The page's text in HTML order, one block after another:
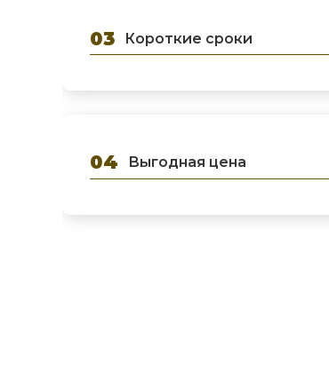
Короткие сроки
Выгодная цена